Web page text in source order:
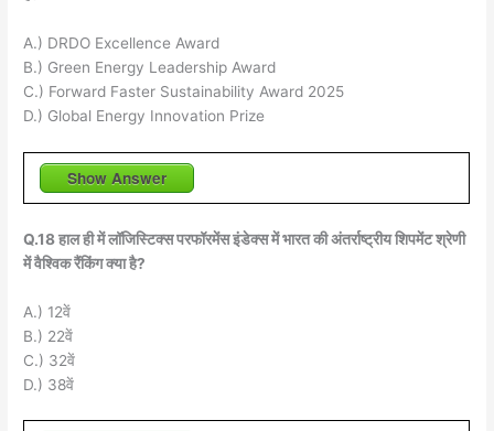
A.) DRDO Excellence Award
B.) Green Energy Leadership Award
C.) Forward Faster Sustainability Award 2025
D.) Global Energy Innovation Prize
Show Answer
Q.18 हाल ही में लॉजिस्टिक्स परफॉरमेंस इंडेक्स में भारत की अंतर्राष्ट्रीय शिपमेंट श्रेणी
में वैश्विक रैंकिंग क्या है?
A.) 12वें
B.) 22वें
C.) 32वें
D.) 38वें